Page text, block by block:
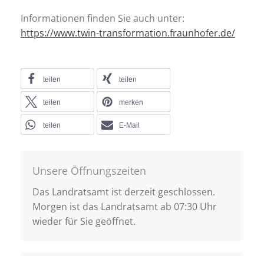
Informationen finden Sie auch unter:
https://www.twin-transformation.fraunhofer.de/
teilen teilen
teilen merken
teilen E-Mail
Unsere Öffnungszeiten
Das Landratsamt ist derzeit geschlossen.
Morgen ist das Landratsamt ab 07:30 Uhr
wieder für Sie geöffnet.